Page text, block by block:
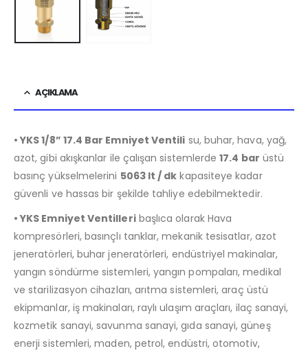
AÇIKLAMA
• YKS 1/8” 17.4 Bar Emniyet Ventili su, buhar, hava, yağ,
azot, gibi akışkanlar ile çalışan sistemlerde17.4 bar üstü
basınç yükselmelerini 5063 lt / dk kapasiteye kadar
güvenli ve hassas bir şekilde tahliye edebilmektedir.
• YKS Emniyet Ventilleribaşlıca olarak Hava
kompresörleri, basınçlı tanklar, mekanik tesisatlar, azot
jeneratörleri, buhar jeneratörleri, endüstriyel makinalar,
yangın söndürme sistemleri, yangın pompaları, medikal
ve starilizasyon cihazları, arıtma sistemleri, araç üstü
ekipmanlar, iş makinaları, raylı ulaşım araçları, ilaç sanayi,
kozmetik sanayi, savunma sanayi, gıda sanayi, güneş
enerji sistemleri, maden, petrol, endüstri, otomotiv,